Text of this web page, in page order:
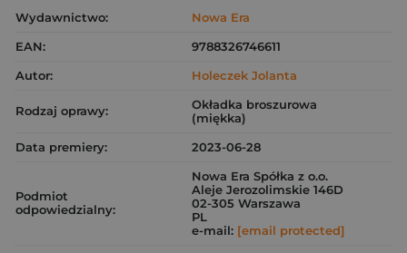
Wydawnictwo:
Nowa Era
EAN:
9788326746611
Autor:
Holeczek Jolanta
Rodzaj oprawy:
Okładka broszurowa
(miękka)
Data premiery:
2023-06-28
Podmiot
odpowiedzialny:
Nowa Era Spółka z o.o.
Aleje Jerozolimskie 146D
02-305 Warszawa
PL
e-mail: [email protected]